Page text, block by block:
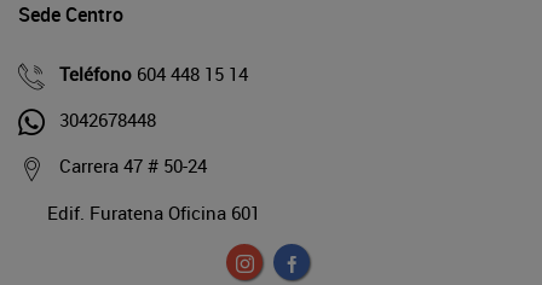
Sede Centro
Teléfono 604 448 15 14
3042678448
Carrera 47 # 50-24
Edif. Furatena Oficina 601